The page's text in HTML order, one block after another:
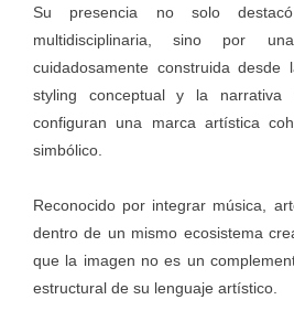
Su presencia no solo
multidisciplinaria, sino por
cuidadosamente construida desde
styling conceptual y la narrativa
configuran una marca artística
simbólico.
Reconocido por integrar música,
dentro de un mismo ecosistema
que la imagen no es un
estructural de su lenguaje artístico.